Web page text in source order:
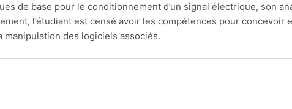
de base pour le conditionnement d’un signal électrique, son
l’étudiant est censé avoir les compétences pour
manipulation des logiciels associés.